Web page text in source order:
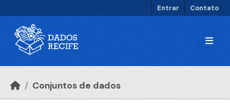
Entrar Contato
Conjuntos de dados